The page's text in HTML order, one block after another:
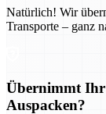
Natürlich! Wir
Transporte – ganz
Übernimmt Ihr
Auspacken?